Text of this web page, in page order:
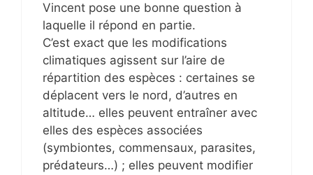
Vincent pose une bonne question à
laquelle il répond en partie.
C’est exact que les modifications
climatiques agissent sur l’aire de
répartition des espèces : certaines se
déplacent vers le nord, d’autres en
altitude… elles peuvent entraîner avec
elles des espèces associées
(symbiontes, commensaux, parasites,
prédateurs…) ; elles peuvent modifier